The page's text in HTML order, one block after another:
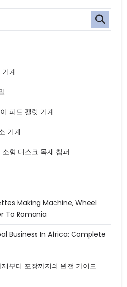
계
피드 펠렛 기계
기계
형 디스크 목재 칩퍼
Making Machine, Wheel
To Romania
Business In Africa: Complete
부터 포장까지의 완전 가이드